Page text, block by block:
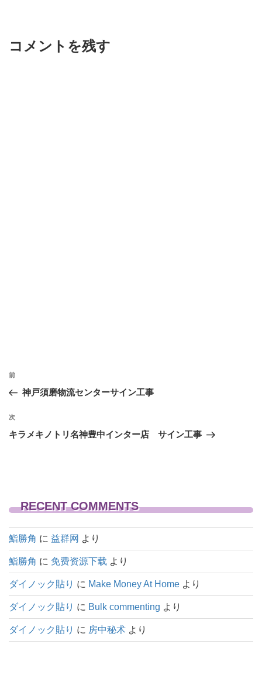
コメントを残す
投
稿
ナ
ビ
ョ
ン
前
の
稿
前
神戸須磨物流センターサイン工事
次
の
次
キラメキノトリ名神豊中インター店 サイン工事
RECENT COMMENTS
鮨勝角 に 益群网 より
鮨勝角 に 免费资源下载 より
ダイノック貼り に Make Money At Home より
ダイノック貼り に Bulk commenting より
ダイノック貼り に 房中秘术 より